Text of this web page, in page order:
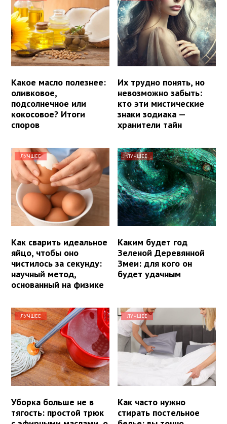
Какое масло полезнее:
оливковое,
подсолнечное или
кокосовое? Итоги
споров
Их трудно понять, но
невозможно забыть:
кто эти мистические
знаки зодиака —
хранители тайн
ЛУЧШЕЕ
Как сварить идеальное
яйцо, чтобы оно
чистилось за секунду:
научный метод,
основанный на физике
ЛУЧШЕЕ
Каким будет год
Зеленой Деревянной
Змеи: для кого он
будет удачным
ЛУЧШЕЕ
Уборка больше не в
тягость: простой трюк
ЛУЧШЕЕ
Как часто нужно
стирать постельное